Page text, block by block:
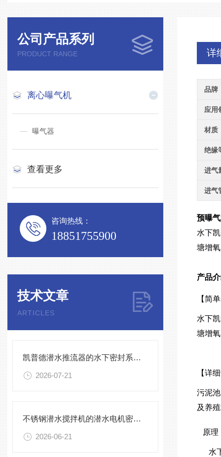
公司产品系列
PRODUCT RANGE
离心曝气机
曝气器
查看更多
咨询热线：
18851755900
技术文章
ARTICLES
凯普德潜水推流器的水下密封系统维护全流程指南说明
2026-07-21
不锈钢潜水搅拌机的潜水电机密封与泄漏保护
2026-06-21
详
品牌
应用
材质
绝缘
进气
进气
预曝
水下
塘增
产品
【简
水下
塘增
【详
污泥
及养
原
水下